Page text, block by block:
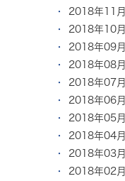
2018年11月
2018年10月
2018年09月
2018年08月
2018年07月
2018年06月
2018年05月
2018年04月
2018年03月
2018年02月